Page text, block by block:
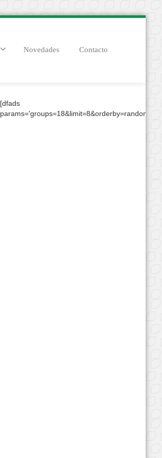
Novedades Contacto
[dfads